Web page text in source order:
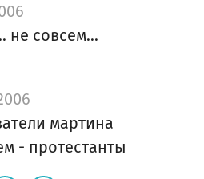
не совсем...
мартина
- протестанты